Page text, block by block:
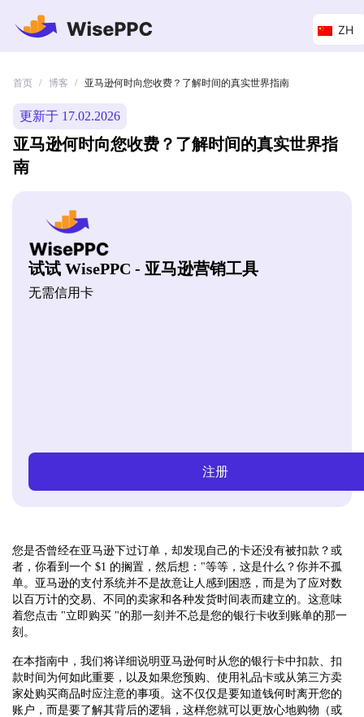
ZH
首页 / 博客 / 亚马逊何时向您收费？了解时间的真实世界指南
更新于 17.02.2026
亚马逊何时向您收费？了解时间的真实世界指
南
试试 WisePPC - 亚马逊营销工具
无需信用卡
注册
您是否曾经在亚马逊下过订单，却发现自己的卡还没有被扣款？或
者，你看到一个 $1 的搁置，然后想："等等，这是什么？你并不孤
单。亚马逊的支付系统并不是故意让人感到困惑，而是为了应对数
以百万计的交易、不同的卖家和各种发货时间表而建立的。这意味
着您点击 "立即购买 "的那一刻并不总是您的银行卡收到账单的那一
刻。
在本指南中，我们将详细说明亚马逊何时从您的银行卡中扣款、扣
款时间为何如此重要，以及如果您预购、使用礼品卡或从第三方卖
家处购买商品时应注意的事项。这不仅仅是要知道钱何时离开您的
账户，而是要了解其背后的逻辑，这样您就可以更放心地购物（或